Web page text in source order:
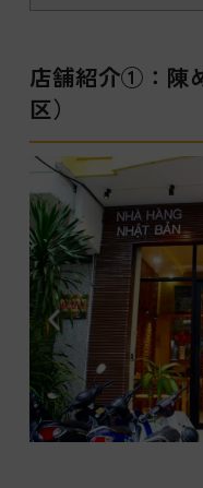
店舗紹介①：陳
区）